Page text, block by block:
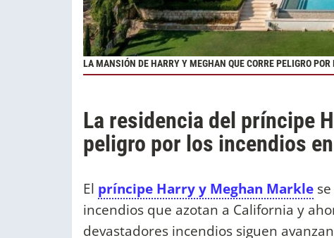
LA MANSIÓN DE HARRY Y MEGHAN QUE CORRE PELIGRO POR
La residencia del príncipe
peligro por los incendios
El príncipe Harry y Meghan Markle
incendios que azotan a California y
devastadores incendios siguen